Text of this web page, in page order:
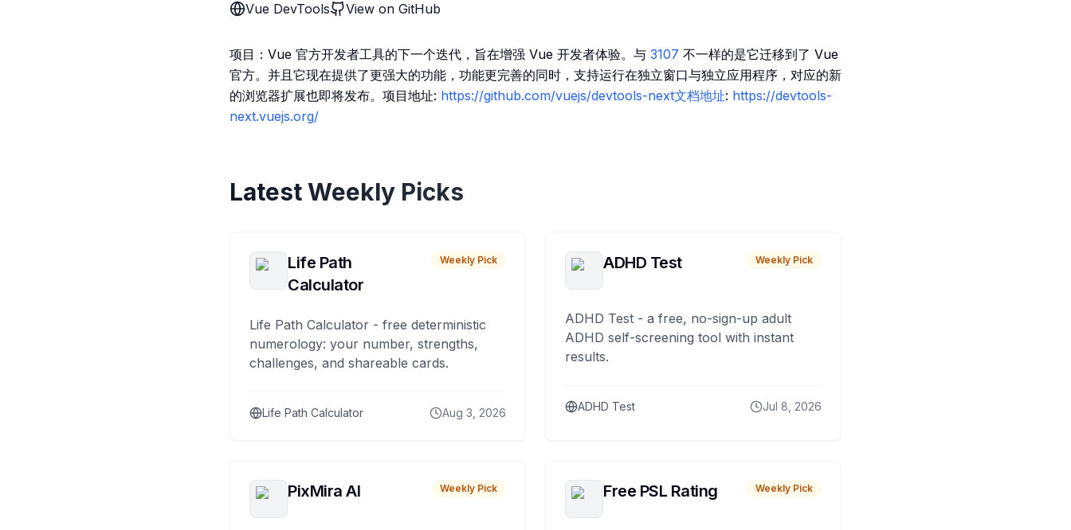
Vue DevTools View on GitHub
项目：Vue 官方开发者工具的下一个迭代，旨在增强 Vue 开发者体验。与 3107 不一样的是它迁移到了 Vue
官方。并且它现在提供了更强大的功能，功能更完善的同时，支持运行在独立窗口与独立应用程序，对应的新
的浏览器扩展也即将发布。项目地址: https://github.com/vuejs/devtools-next文档地址: https://devtools-
next.vuejs.org/
Latest Weekly Picks
Life Path
Calculator
Weekly Pick
Life Path Calculator - free deterministic
numerology: your number, strengths,
challenges, and shareable cards.
Life Path Calculator Aug 3, 2026
ADHD Test Weekly Pick
ADHD Test - a free, no-sign-up adult
ADHD self-screening tool with instant
results.
ADHD Test Jul 8, 2026
PixMira AI Weekly Pick Free PSL Rating Weekly Pick